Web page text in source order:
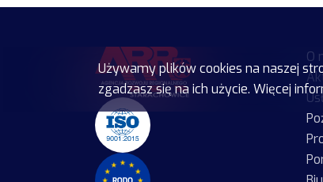
Używamy plików cookies na naszej
zgadzasz się na ich użycie. Więcej
O